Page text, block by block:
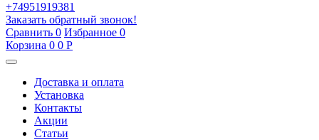
+74951919381
Заказать обратный звонок!
Сравнить 0 Избранное 0
Корзина 0 0 Р
Доставка и оплата
Установка
Контакты
Акции
Статьи